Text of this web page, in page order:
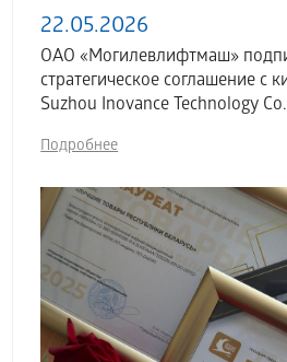
22.05.2026
ОАО «Могилевлифтмаш»
стратегическое соглашение с
Suzhou Inovance Technology
Подробнее